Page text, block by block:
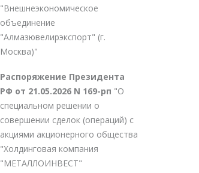
"Внешнеэкономическое
объединение
"Алмазювелирэкспорт" (г.
Москва)"
Распоряжение Президента
РФ от 21.05.2026 N 169-рп "О
специальном решении о
совершении сделок (операций) с
акциями акционерного общества
"Холдинговая компания
"МЕТАЛЛОИНВЕСТ"